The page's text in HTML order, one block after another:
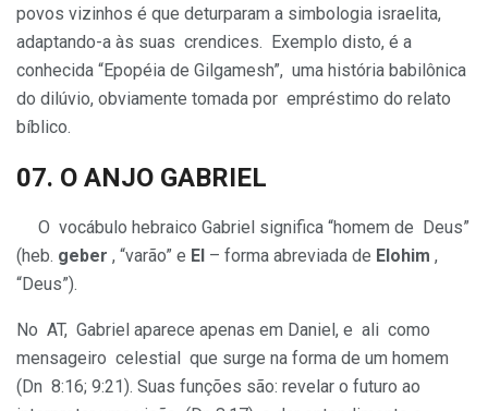
povos vizinhos é que deturparam a simbologia israelita,
adaptando-a às suas crendices. Exemplo disto, é a
conhecida “Epopéia de Gilgamesh”, uma história babilônica
do dilúvio, obviamente tomada por empréstimo do relato
bíblico.
07. O ANJO GABRIEL
O vocábulo hebraico Gabriel significa “homem de Deus”
(heb. geber , “varão” e El – forma abreviada de Elohim ,
“Deus”).
No AT, Gabriel aparece apenas em Daniel, e ali como
mensageiro celestial que surge na forma de um homem
(Dn 8:16; 9:21). Suas funções são: revelar o futuro ao